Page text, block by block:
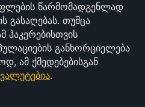
წარმომადგენლად
გასაღებას. თუმცა
ჰაკერებისთვის
განხორციელება
ამ ქმედებებისგან
.